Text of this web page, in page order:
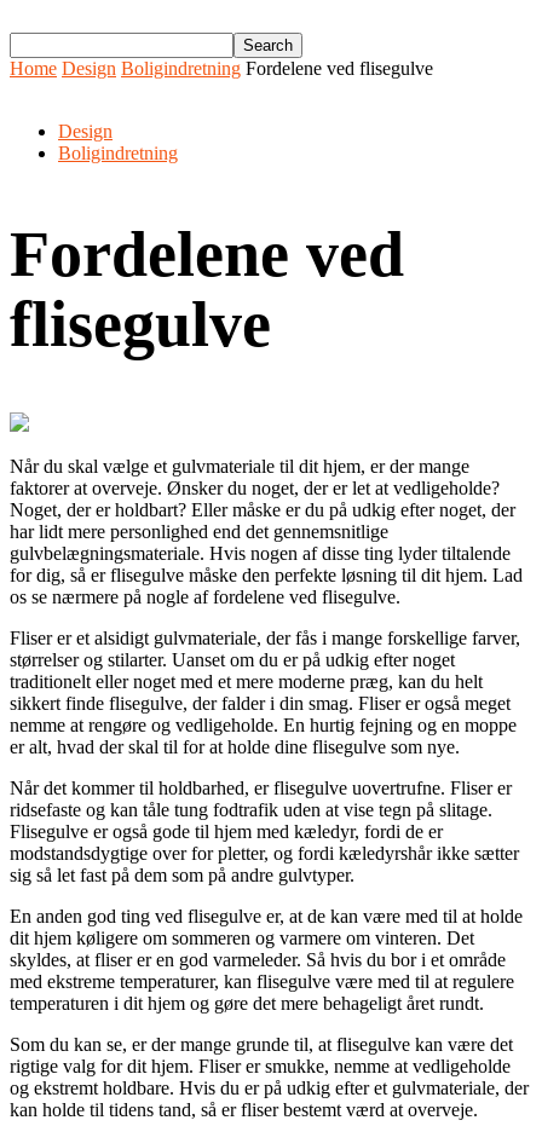
Home Design Boligindretning Fordelene ved flisegulve
Design
Boligindretning
Fordelene ved
flisegulve
Når du skal vælge et gulvmateriale til dit hjem, er der mange
faktorer at overveje. Ønsker du noget, der er let at vedligeholde?
Noget, der er holdbart? Eller måske er du på udkig efter noget, der
har lidt mere personlighed end det gennemsnitlige
gulvbelægningsmateriale. Hvis nogen af disse ting lyder tiltalende
for dig, så er flisegulve måske den perfekte løsning til dit hjem. Lad
os se nærmere på nogle af fordelene ved flisegulve.
Fliser er et alsidigt gulvmateriale, der fås i mange forskellige farver,
størrelser og stilarter. Uanset om du er på udkig efter noget
traditionelt eller noget med et mere moderne præg, kan du helt
sikkert finde flisegulve, der falder i din smag. Fliser er også meget
nemme at rengøre og vedligeholde. En hurtig fejning og en moppe
er alt, hvad der skal til for at holde dine flisegulve som nye.
Når det kommer til holdbarhed, er flisegulve uovertrufne. Fliser er
ridsefaste og kan tåle tung fodtrafik uden at vise tegn på slitage.
Flisegulve er også gode til hjem med kæledyr, fordi de er
modstandsdygtige over for pletter, og fordi kæledyrshår ikke sætter
sig så let fast på dem som på andre gulvtyper.
En anden god ting ved flisegulve er, at de kan være med til at holde
dit hjem køligere om sommeren og varmere om vinteren. Det
skyldes, at fliser er en god varmeleder. Så hvis du bor i et område
med ekstreme temperaturer, kan flisegulve være med til at regulere
temperaturen i dit hjem og gøre det mere behageligt året rundt.
Som du kan se, er der mange grunde til, at flisegulve kan være det
rigtige valg for dit hjem. Fliser er smukke, nemme at vedligeholde
og ekstremt holdbare. Hvis du er på udkig efter et gulvmateriale, der
kan holde til tidens tand, så er fliser bestemt værd at overveje.